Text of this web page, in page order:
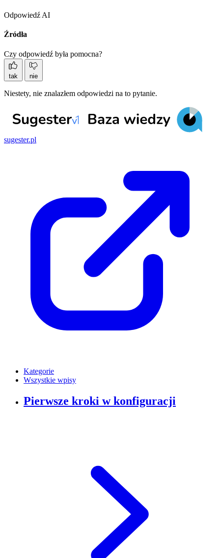
Odpowiedź AI
Źródła
Czy odpowiedź była pomocna?
tak nie
Niestety, nie znalazłem odpowiedzi na to pytanie.
sugester.pl
Kategorie
Wszystkie wpisy
Pierwsze kroki w konfiguracji